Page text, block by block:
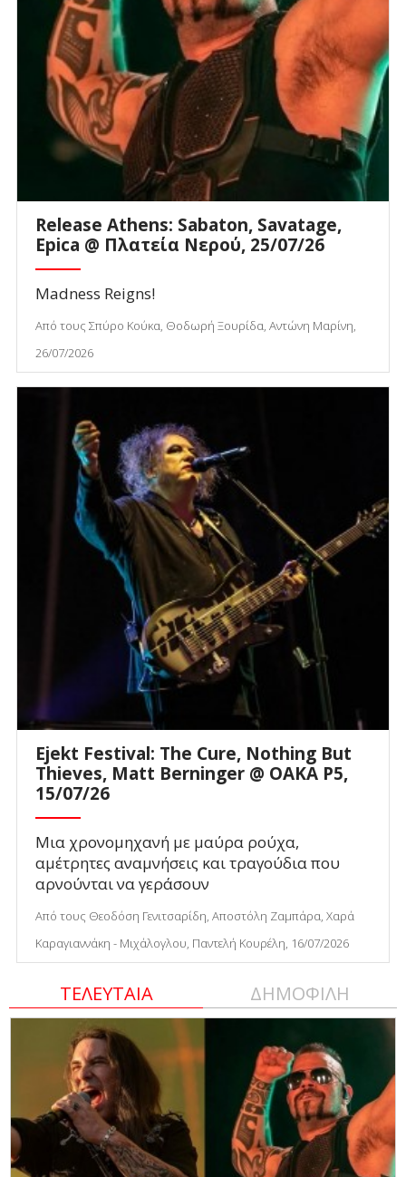
Release Athens: Sabaton, Savatage,
Epica @ Πλατεία Νερού, 25/07/26
Madness Reigns!
Από τους Σπύρο Κούκα, Θοδωρή Ξουρίδα, Αντώνη Μαρίνη,
26/07/2026
Ejekt Festival: The Cure, Nothing But
Thieves, Matt Berninger @ ΟΑΚΑ P5,
15/07/26
Μια χρονομηχανή με μαύρα ρούχα,
αμέτρητες αναμνήσεις και τραγούδια που
αρνούνται να γεράσουν
Από τους Θεοδόση Γενιτσαρίδη, Αποστόλη Ζαμπάρα, Χαρά
Καραγιαννάκη - Μιχάλογλου, Παντελή Κουρέλη, 16/07/2026
ΤΕΛΕΥΤΑΙΑ ΔΗΜΟΦΙΛΗ